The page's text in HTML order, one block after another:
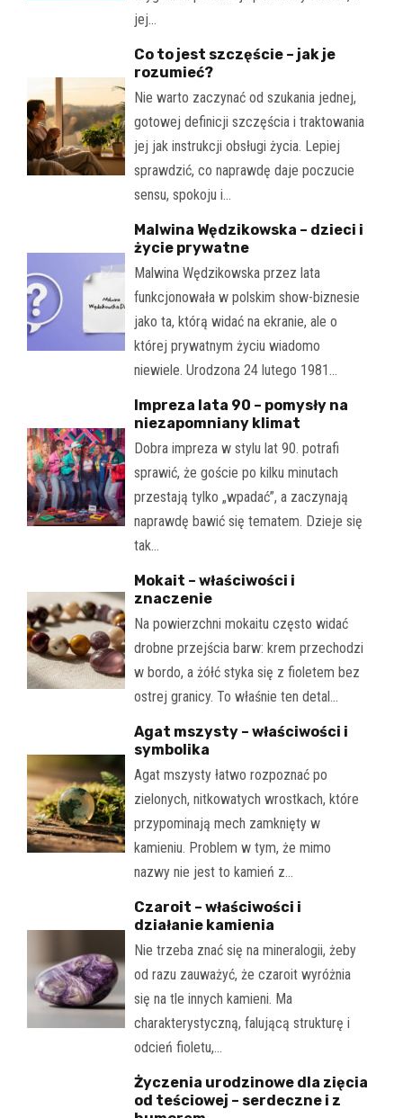
jej…
Co to jest szczęście – jak je
rozumieć?
Nie warto zaczynać od szukania jednej,
gotowej definicji szczęścia i traktowania
jej jak instrukcji obsługi życia. Lepiej
sprawdzić, co naprawdę daje poczucie
sensu, spokoju i…
Malwina Wędzikowska – dzieci i
życie prywatne
Malwina Wędzikowska przez lata
funkcjonowała w polskim show-biznesie
jako ta, którą widać na ekranie, ale o
której prywatnym życiu wiadomo
niewiele. Urodzona 24 lutego 1981…
Impreza lata 90 – pomysły na
niezapomniany klimat
Dobra impreza w stylu lat 90. potrafi
sprawić, że goście po kilku minutach
przestają tylko „wpadać”, a zaczynają
naprawdę bawić się tematem. Dzieje się
tak…
Mokait – właściwości i
znaczenie
Na powierzchni mokaitu często widać
drobne przejścia barw: krem przechodzi
w bordo, a żółć styka się z fioletem bez
ostrej granicy. To właśnie ten detal…
Agat mszysty – właściwości i
symbolika
Agat mszysty łatwo rozpoznać po
zielonych, nitkowatych wrostkach, które
przypominają mech zamknięty w
kamieniu. Problem w tym, że mimo
nazwy nie jest to kamień z…
Czaroit – właściwości i
działanie kamienia
Nie trzeba znać się na mineralogii, żeby
od razu zauważyć, że czaroit wyróżnia
się na tle innych kamieni. Ma
charakterystyczną, falującą strukturę i
odcień fioletu,…
Życzenia urodzinowe dla zięcia
od teściowej – serdeczne i z